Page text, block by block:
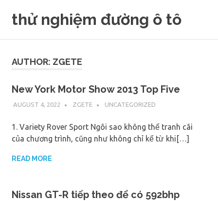
thử nghiệm đường ô tô
AUTHOR: ZGETE
New York Motor Show 2013 Top Five
AUGUST 4, 2022 ZGETE UNCATEGORIZED
1. Variety Rover Sport Ngôi sao không thể tranh cãi
của chương trình, cũng như không chỉ kể từ khi[…]
READ MORE
Nissan GT-R tiếp theo để có 592bhp